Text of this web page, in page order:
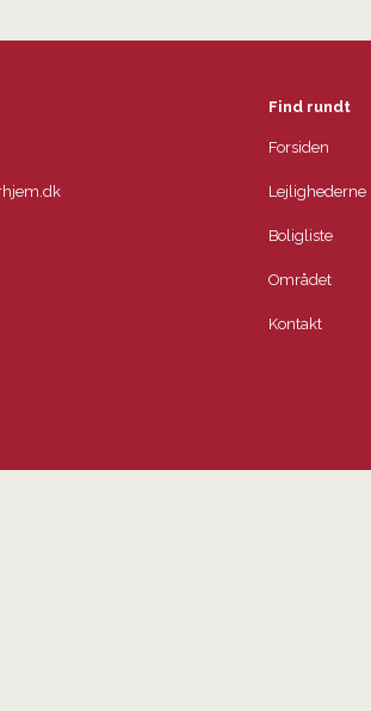
Find rundt
Forsiden
Lejlighederne
Boligliste
Området
Kontakt